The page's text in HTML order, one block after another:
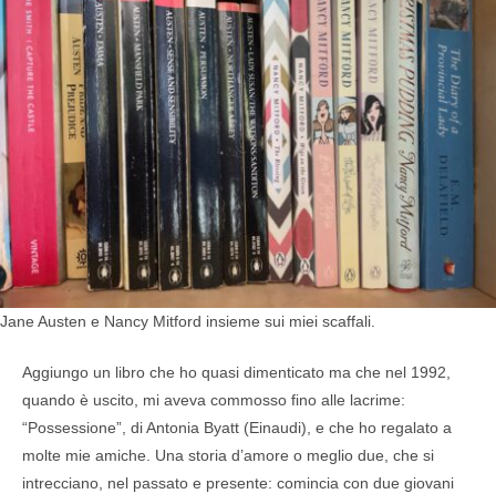
Jane Austen e Nancy Mitford insieme sui miei scaffali.
Aggiungo un libro che ho quasi dimenticato ma che nel 1992,
quando è uscito, mi aveva commosso fino alle lacrime:
“Possessione”, di Antonia Byatt (Einaudi), e che ho regalato a
molte mie amiche. Una storia d’amore o meglio due, che si
intrecciano, nel passato e presente: comincia con due giovani